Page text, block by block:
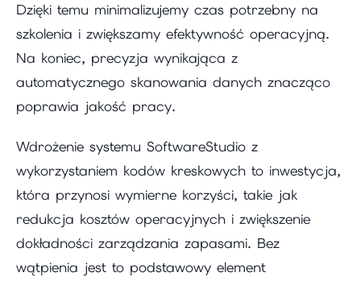
Dzięki temu minimalizujemy czas potrzebny na
szkolenia i zwiększamy efektywność operacyjną.
Na koniec, precyzja wynikająca z
automatycznego skanowania danych znacząco
poprawia jakość pracy.
Wdrożenie systemu SoftwareStudio z
wykorzystaniem kodów kreskowych to inwestycja,
która przynosi wymierne korzyści, takie jak
redukcja kosztów operacyjnych i zwiększenie
dokładności zarządzania zapasami. Bez
wątpienia jest to podstawowy element